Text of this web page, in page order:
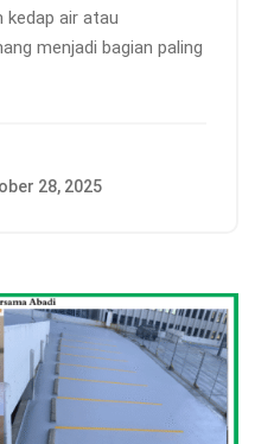
kedap air atau
menjadi bagian paling
28, 2025